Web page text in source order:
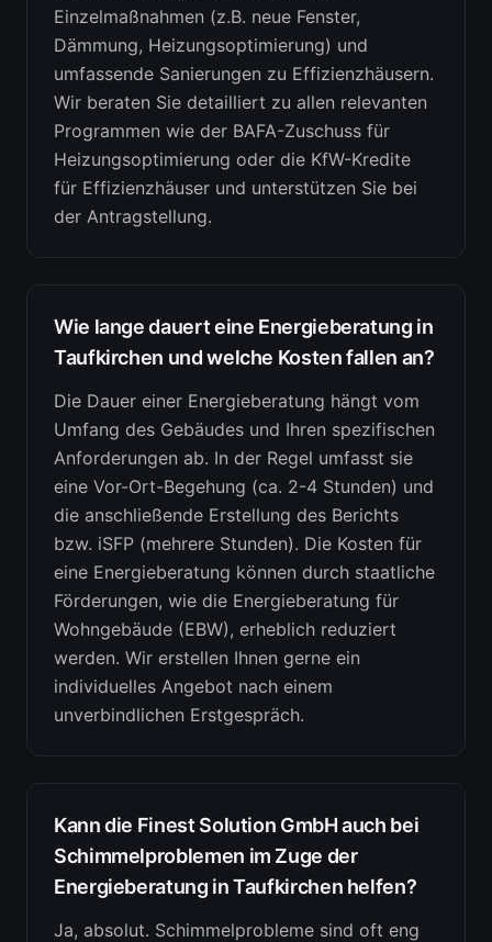
Einzelmaßnahmen (z.B. neue Fenster,
Dämmung, Heizungsoptimierung) und
umfassende Sanierungen zu Effizienzhäusern.
Wir beraten Sie detailliert zu allen relevanten
Programmen wie der BAFA-Zuschuss für
Heizungsoptimierung oder die KfW-Kredite
für Effizienzhäuser und unterstützen Sie bei
der Antragstellung.
Wie lange dauert eine Energieberatung in
Taufkirchen und welche Kosten fallen an?
Die Dauer einer Energieberatung hängt vom
Umfang des Gebäudes und Ihren spezifischen
Anforderungen ab. In der Regel umfasst sie
eine Vor-Ort-Begehung (ca. 2-4 Stunden) und
die anschließende Erstellung des Berichts
bzw. iSFP (mehrere Stunden). Die Kosten für
eine Energieberatung können durch staatliche
Förderungen, wie die Energieberatung für
Wohngebäude (EBW), erheblich reduziert
werden. Wir erstellen Ihnen gerne ein
individuelles Angebot nach einem
unverbindlichen Erstgespräch.
Kann die Finest Solution GmbH auch bei
Schimmelproblemen im Zuge der
Energieberatung in Taufkirchen helfen?
Ja, absolut. Schimmelprobleme sind oft eng